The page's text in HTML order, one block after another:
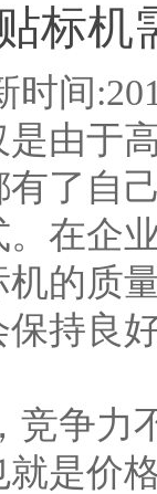
标机
间
由于
了自
在企
的质
持良
力不
是价